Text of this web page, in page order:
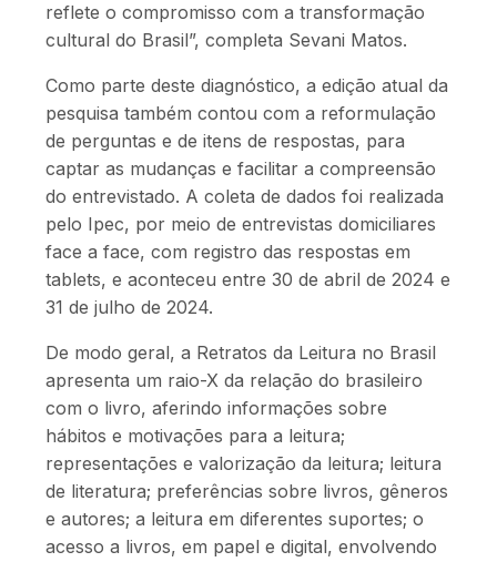
reflete o compromisso com a transformação
cultural do Brasil”, completa Sevani Matos.
Como parte deste diagnóstico, a edição atual da
pesquisa também contou com a reformulação
de perguntas e de itens de respostas, para
captar as mudanças e facilitar a compreensão
do entrevistado. A coleta de dados foi realizada
pelo Ipec, por meio de entrevistas domiciliares
face a face, com registro das respostas em
tablets, e aconteceu entre 30 de abril de 2024 e
31 de julho de 2024.
De modo geral, a Retratos da Leitura no Brasil
apresenta um raio-X da relação do brasileiro
com o livro, aferindo informações sobre
hábitos e motivações para a leitura;
representações e valorização da leitura; leitura
de literatura; preferências sobre livros, gêneros
e autores; a leitura em diferentes suportes; o
acesso a livros, em papel e digital, envolvendo